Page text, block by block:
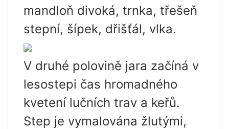
mandloň divoká, trnka, třešeň
stepní, šípek, dřišťál, vlka.
V druhé polovině jara začíná v
lesostepi čas hromadného
kvetení lučních trav a keřů.
Step je vymalována žlutými,